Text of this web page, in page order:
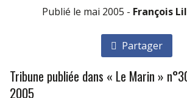
Publié le mai 2005 - François
Partager
Tribune publiée dans « Le Marin »
2005